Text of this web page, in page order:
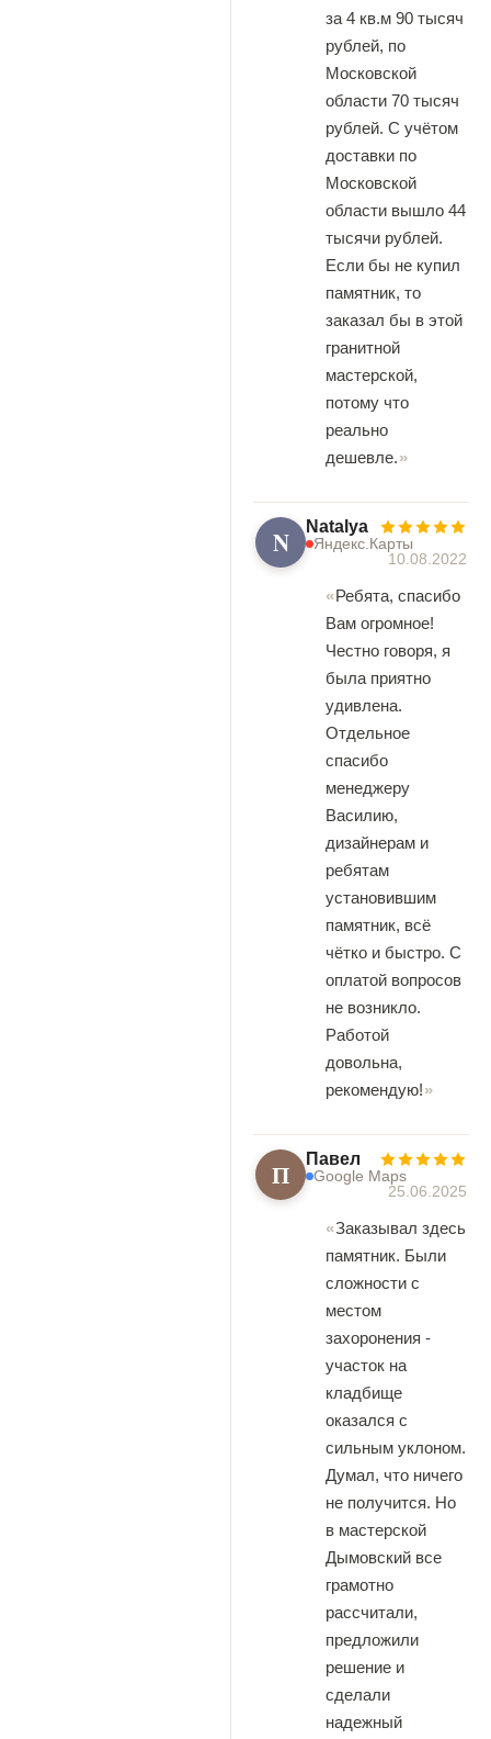
за 4 кв.м 90 тысяч
рублей, по
Московской
области 70 тысяч
рублей. С учётом
доставки по
Московской
области вышло 44
тысячи рублей.
Если бы не купил
памятник, то
заказал бы в этой
гранитной
мастерской,
потому что
реально
дешевле.
N Natalya
Яндекс.Карты
10.08.2022
Ребята, спасибо
Вам огромное!
Честно говоря, я
была приятно
удивлена.
Отдельное
спасибо
менеджеру
Василию,
дизайнерам и
ребятам
установившим
памятник, всё
чётко и быстро. С
оплатой вопросов
не возникло.
Работой
довольна,
рекомендую!
П Павел
Google Maps
25.06.2025
Заказывал здесь
памятник. Были
сложности с
местом
захоронения -
участок на
кладбище
оказался с
сильным уклоном.
Думал, что ничего
не получится. Но
в мастерской
Дымовский все
грамотно
рассчитали,
предложили
решение и
сделали
надежный